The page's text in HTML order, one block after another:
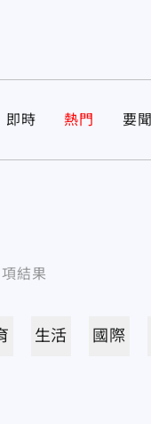
即時 熱門 要聞
項結果
生活 國際